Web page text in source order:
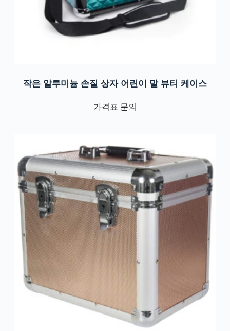
작은 알루미늄 손질 상자 어린이 말 뷰티 케이스
가격표 문의